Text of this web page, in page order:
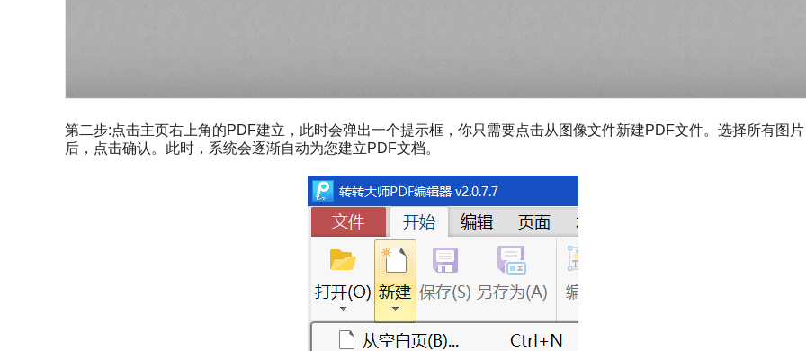
第二步:点击主页右上角的PDF建立，此时会弹出一个提示框，你只需要点击从图像文件新建PDF文件。选择所有图片
后，点击确认。此时，系统会逐渐自动为您建立PDF文档。